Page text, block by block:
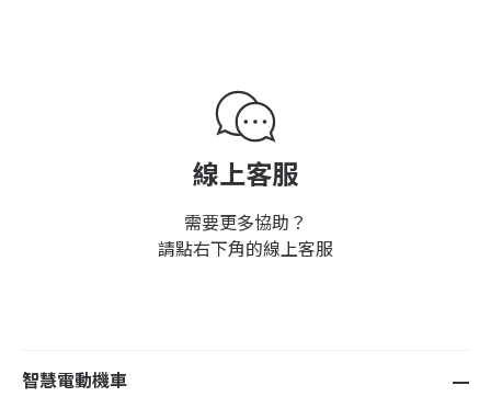
線上客服
需要更多協助？
請點右下角的線上客服
智慧電動機車